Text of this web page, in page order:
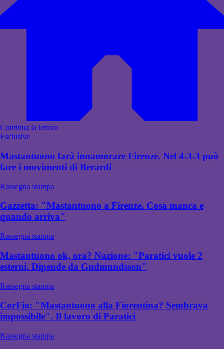
Continua la lettura
Esclusive
Mastantuono farà innamorare Firenze. Nel 4-3-3 può
fare i movimenti di Berardi
Rassegna stampa
Gazzetta: "Mastantuono a Firenze. Cosa manca e
quando arriva"
Rassegna stampa
Mastantuono ok, ora? Nazione: "Paratici vuole 2
esterni. Dipende da Gudmundsson"
Rassegna stampa
CorFio: "Mastantuono alla Fiorentina? Sembrava
impossibile". Il lavoro di Paratici
Rassegna stampa